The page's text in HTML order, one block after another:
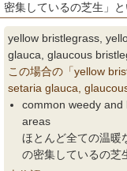
密集しているの芝生」
yellow bristlegrass,
glauca, glaucous
この場合の「yellow
setaria glauca,
common weedy
areas
ほとんど全ての温暖
の密集しているの芝